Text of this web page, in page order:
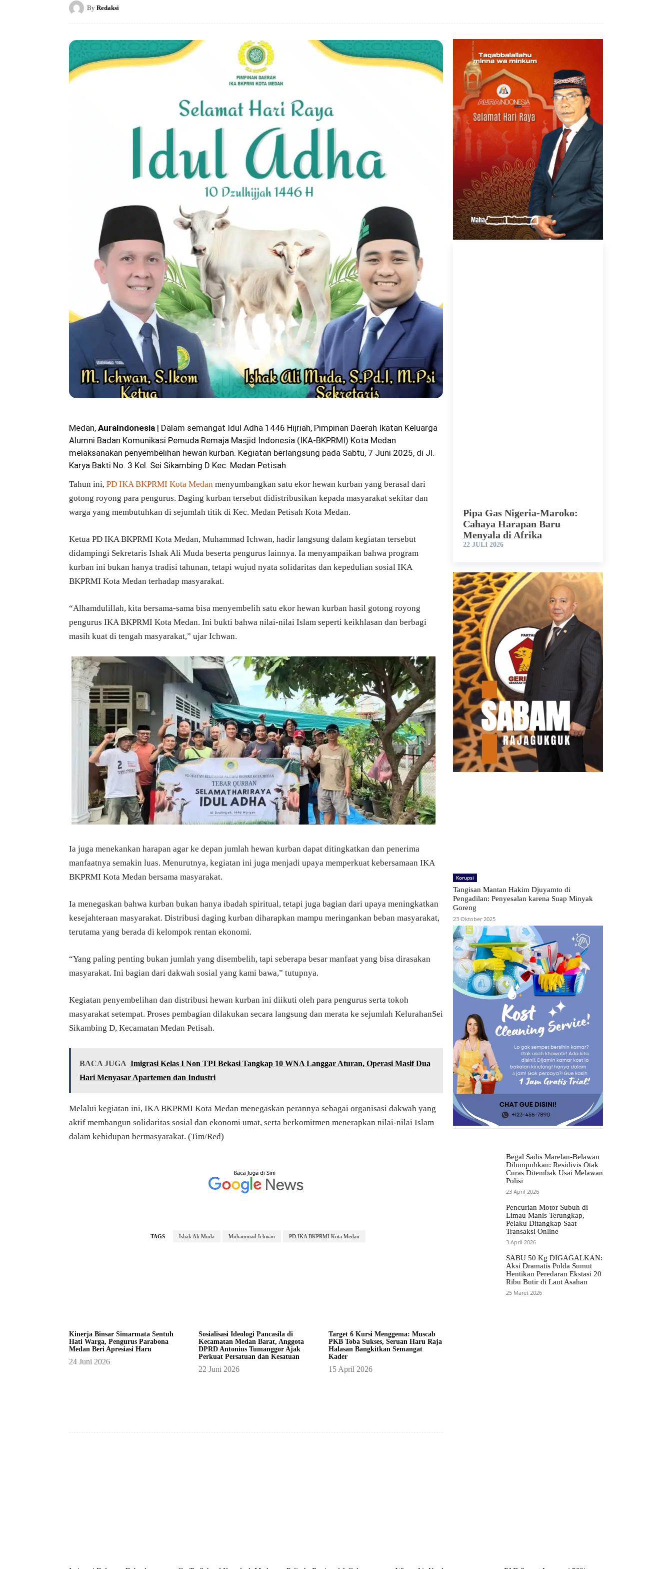
By Redaksi
Medan, AuraIndonesia | Dalam semangat Idul Adha 1446 Hijriah, Pimpinan Daerah Ikatan Keluarga
Alumni Badan Komunikasi Pemuda Remaja Masjid Indonesia (IKA-BKPRMI) Kota Medan
melaksanakan penyembelihan hewan kurban. Kegiatan berlangsung pada Sabtu, 7 Juni 2025, di Jl.
Karya Bakti No. 3 Kel. Sei Sikambing D Kec. Medan Petisah.
Tahun ini, PD IKA BKPRMI Kota Medan menyumbangkan satu ekor hewan kurban yang berasal dari
gotong royong para pengurus. Daging kurban tersebut didistribusikan kepada masyarakat sekitar dan
warga yang membutuhkan di sejumlah titik di Kec. Medan Petisah Kota Medan.
Ketua PD IKA BKPRMI Kota Medan, Muhammad Ichwan, hadir langsung dalam kegiatan tersebut
didampingi Sekretaris Ishak Ali Muda beserta pengurus lainnya. Ia menyampaikan bahwa program
kurban ini bukan hanya tradisi tahunan, tetapi wujud nyata solidaritas dan kepedulian sosial IKA
BKPRMI Kota Medan terhadap masyarakat.
“Alhamdulillah, kita bersama-sama bisa menyembelih satu ekor hewan kurban hasil gotong royong
pengurus IKA BKPRMI Kota Medan. Ini bukti bahwa nilai-nilai Islam seperti keikhlasan dan berbagi
masih kuat di tengah masyarakat,” ujar Ichwan.
Ia juga menekankan harapan agar ke depan jumlah hewan kurban dapat ditingkatkan dan penerima
manfaatnya semakin luas. Menurutnya, kegiatan ini juga menjadi upaya memperkuat kebersamaan IKA
BKPRMI Kota Medan bersama masyarakat.
Ia menegaskan bahwa kurban bukan hanya ibadah spiritual, tetapi juga bagian dari upaya meningkatkan
kesejahteraan masyarakat. Distribusi daging kurban diharapkan mampu meringankan beban masyarakat,
terutama yang berada di kelompok rentan ekonomi.
“Yang paling penting bukan jumlah yang disembelih, tapi seberapa besar manfaat yang bisa dirasakan
masyarakat. Ini bagian dari dakwah sosial yang kami bawa,” tutupnya.
Kegiatan penyembelihan dan distribusi hewan kurban ini diikuti oleh para pengurus serta tokoh
masyarakat setempat. Proses pembagian dilakukan secara langsung dan merata ke sejumlah KelurahanSei
Sikambing D, Kecamatan Medan Petisah.
BACA JUGA Imigrasi Kelas I Non TPI Bekasi Tangkap 10 WNA Langgar Aturan, Operasi Masif Dua
Hari Menyasar Apartemen dan Industri
Melalui kegiatan ini, IKA BKPRMI Kota Medan menegaskan perannya sebagai organisasi dakwah yang
aktif membangun solidaritas sosial dan ekonomi umat, serta berkomitmen menerapkan nilai-nilai Islam
dalam kehidupan bermasyarakat. (Tim/Red)
TAGS Ishak Ali Muda Muhammad Ichwan PD IKA BKPRMI Kota Medan
Kinerja Binsar Simarmata Sentuh
Hati Warga, Pengurus Parabona
Medan Beri Apresiasi Haru
24 Juni 2026
Sosialisasi Ideologi Pancasila di
Kecamatan Medan Barat, Anggota
DPRD Antonius Tumanggor Ajak
Perkuat Persatuan dan Kesatuan
22 Juni 2026
Target 6 Kursi Menggema: Muscab
PKB Toba Sukses, Seruan Haru Raja
Halasan Bangkitkan Semangat
Kader
15 April 2026
Pipa Gas Nigeria-Maroko:
Cahaya Harapan Baru
Menyala di Afrika
22 JULI 2026
Korupsi
Tangisan Mantan Hakim Djuyamto di
Pengadilan: Penyesalan karena Suap Minyak
Goreng
23 Oktober 2025
Begal Sadis Marelan-Belawan
Dilumpuhkan: Residivis Otak
Curas Ditembak Usai Melawan
Polisi
23 April 2026
Pencurian Motor Subuh di
Limau Manis Terungkap,
Pelaku Ditangkap Saat
Transaksi Online
3 April 2026
SABU 50 Kg DIGAGALKAN:
Aksi Dramatis Polda Sumut
Hentikan Peredaran Ekstasi 20
Ribu Butir di Laut Asahan
25 Maret 2026